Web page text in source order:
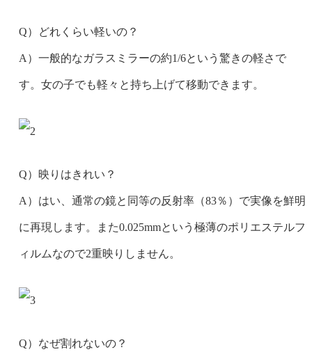
Q）どれくらい軽いの？
A）一般的なガラスミラーの約1/6という驚きの軽さで
す。女の子でも軽々と持ち上げて移動できます。
Q）映りはきれい？
A）はい、通常の鏡と同等の反射率（83％）で実像を鮮明
に再現します。また0.025mmという極薄のポリエステルフ
ィルムなので2重映りしません。
Q）なぜ割れないの？